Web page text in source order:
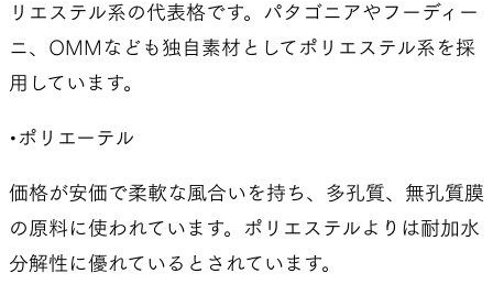
リエステル系の代表格です。パタゴニアやフーディー
ニ、OMMなども独自素材としてポリエステル系を採
用しています。
•ポリエーテル
価格が安価で柔軟な風合いを持ち、多孔質、無孔質膜
の原料に使われています。ポリエステルよりは耐加水
分解性に優れているとされています。